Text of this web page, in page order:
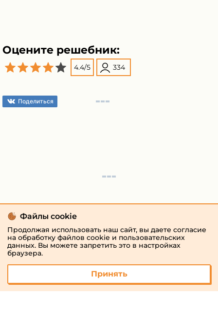
Оцените решебник:
4.4/5 334
Поделиться
Файлы cookie
Продолжая использовать наш сайт, вы даете согласие
на обработку файлов cookie и пользовательских
данных. Вы можете запретить это в настройках
браузера.
Принять